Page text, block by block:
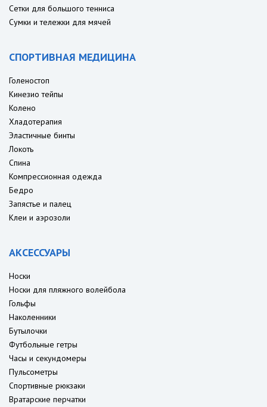
Сетки для большого тенниса
Сумки и тележки для мячей
СПОРТИВНАЯ МЕДИЦИНА
Голеностоп
Кинезио тейпы
Колено
Хладотерапия
Эластичные бинты
Локоть
Спина
Компрессионная одежда
Бедро
Запястье и палец
Клеи и аэрозоли
АКСЕССУАРЫ
Носки
Носки для пляжного волейбола
Гольфы
Наколенники
Бутылочки
Футбольные гетры
Часы и секундомеры
Пульсометры
Спортивные рюкзаки
Вратарские перчатки